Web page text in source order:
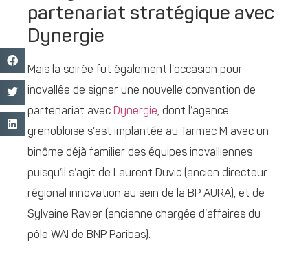
partenariat stratégique avec
Dynergie
Mais la soirée fut également l’occasion pour
inovallée de signer une nouvelle convention de
partenariat avec Dynergie, dont l’agence
grenobloise s’est implantée au Tarmac M avec un
binôme déjà familier des équipes inovalliennes
puisqu’il s’agit de Laurent Duvic (ancien directeur
régional innovation au sein de la BP AURA), et de
Sylvaine Ravier (ancienne chargée d’affaires du
pôle WAI de BNP Paribas).